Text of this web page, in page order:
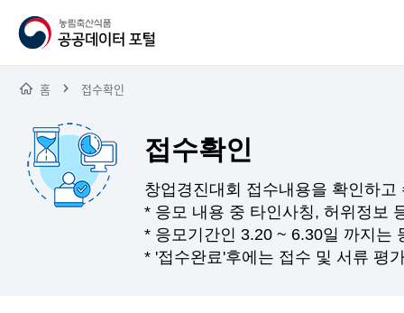
홈 접수확인
접수확인
창업경진대회 접수내용을 확인하고
* 응모 내용 중 타인사칭, 허위정보
* 응모기간인 3.20 ~ 6.30일 까지는
* '접수완료'후에는 접수 및 서류 평